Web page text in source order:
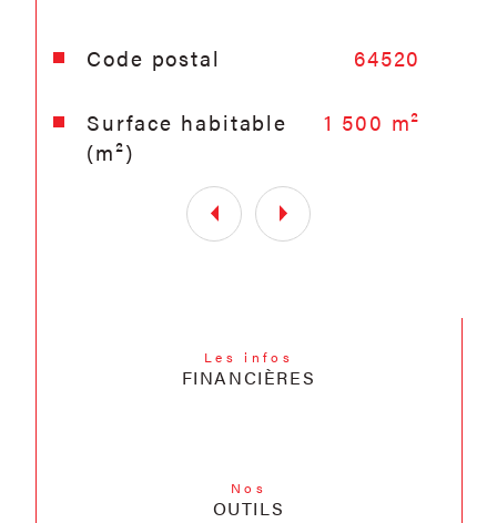
Caractéristiques Valeurs
Code postal 64520
Surface habitable
(m²)
1 500 m²
Les infos
FINANCIÈRES
Nos
OUTILS